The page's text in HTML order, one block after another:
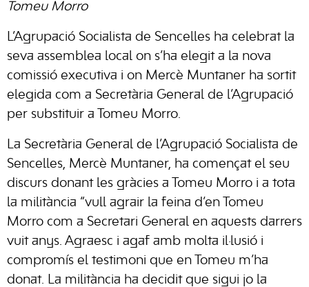
Tomeu Morro
L’Agrupació Socialista de Sencelles ha celebrat la
seva assemblea local on s’ha elegit a la nova
comissió executiva i on Mercè Muntaner ha sortit
elegida com a Secretària General de l’Agrupació
per substituir a Tomeu Morro.
La Secretària General de l’Agrupació Socialista de
Sencelles, Mercè Muntaner, ha començat el seu
discurs donant les gràcies a Tomeu Morro i a tota
la militància “vull agrair la feina d’en Tomeu
Morro com a Secretari General en aquests darrers
vuit anys. Agraesc i agaf amb molta il·lusió i
compromís el testimoni que en Tomeu m’ha
donat. La militància ha decidit que sigui jo la